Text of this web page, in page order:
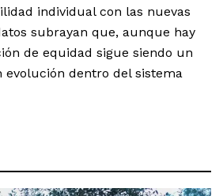
individual con las nuevas
subrayan que, aunque hay
de equidad sigue siendo un
evolución dentro del sistema